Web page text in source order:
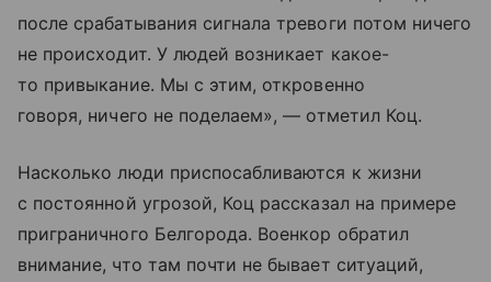
после срабатывания сигнала тревоги потом ничего
не происходит. У людей возникает какое-
то привыкание. Мы с этим, откровенно
говоря, ничего не поделаем», — отметил Коц.
Насколько люди приспосабливаются к жизни
с постоянной угрозой, Коц рассказал на примере
приграничного Белгорода. Военкор обратил
внимание, что там почти не бывает ситуаций,